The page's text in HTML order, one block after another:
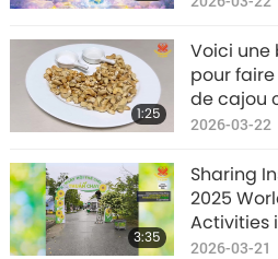
l’Amour
de notre
Supreme
1:25
Voici une
pour
de cajou
2026-03-22
3:35
Sharing
2025
Activities
2026-03-21